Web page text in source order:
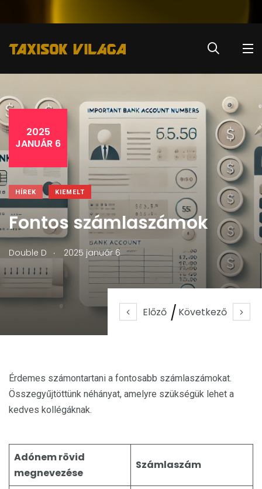
Előző Következő
2025
JANUÁR 6
HÍREK KIEMELT
Fontos számlaszámok
Double D . 2025 január 6
Érdemes számontartani a fontosabb számlaszámokat.
Összegyűjtöttünk néhányat, amelyre szükségük lehet a
kedves kollégáknak.
Adónem rövid
megnevezése
Számlaszám